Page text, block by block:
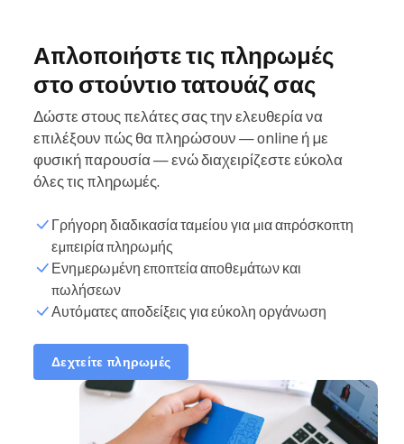
Απλοποιήστε τις πληρωμές
στο στούντιο τατουάζ σας
Δώστε στους πελάτες σας την ελευθερία να
επιλέξουν πώς θα πληρώσουν — online ή με
φυσική παρουσία — ενώ διαχειρίζεστε εύκολα
όλες τις πληρωμές.
Γρήγορη διαδικασία ταμείου για μια απρόσκοπτη
εμπειρία πληρωμής
Ενημερωμένη εποπτεία αποθεμάτων και
πωλήσεων
Αυτόματες αποδείξεις για εύκολη οργάνωση
Δεχτείτε πληρωμές